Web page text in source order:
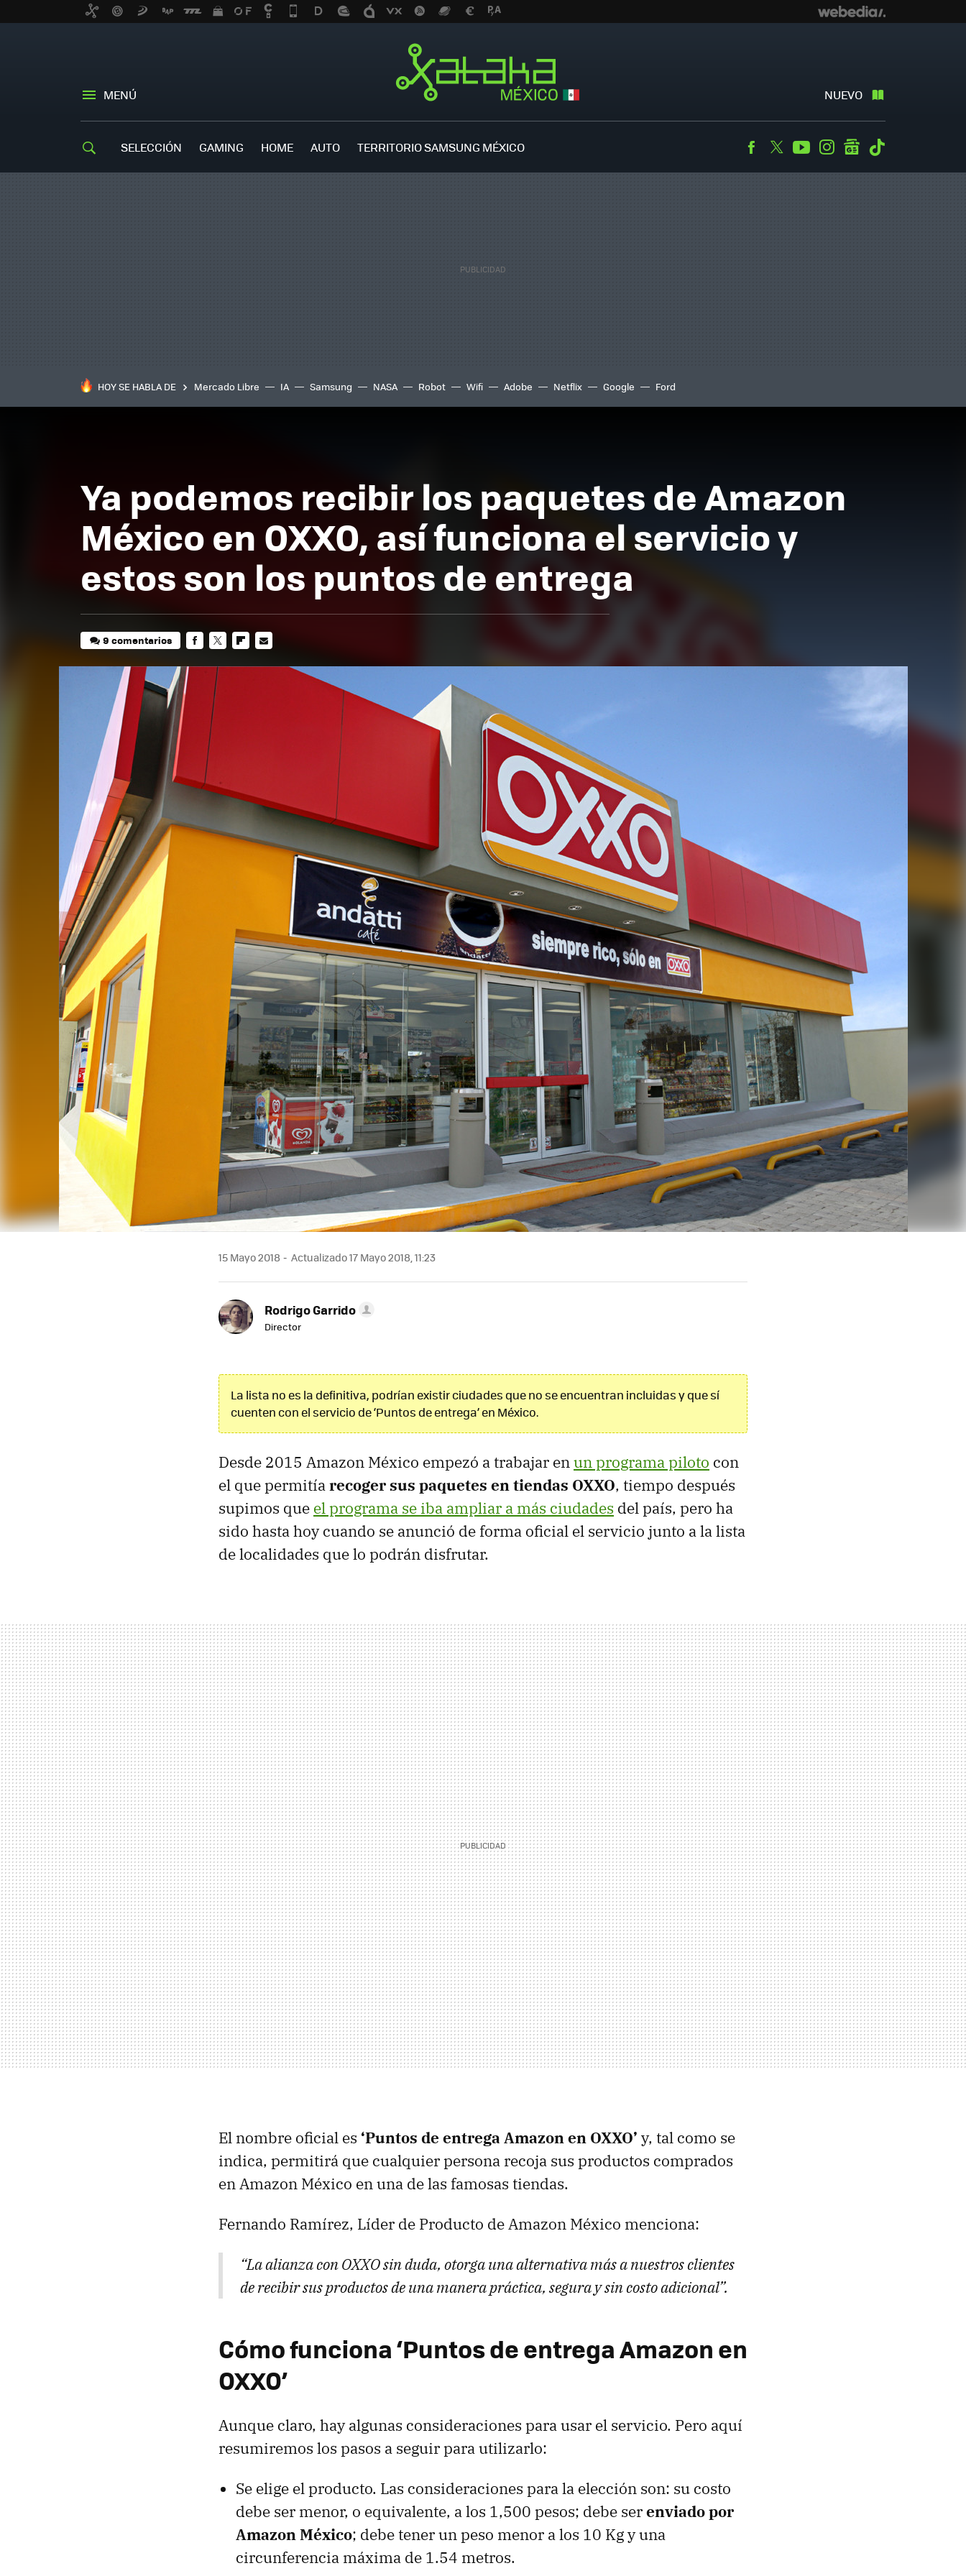
MENÚ NUEVO
SELECCIÓN GAMING HOME AUTO TERRITORIO SAMSUNG MÉXICO Facebook
TwitterYoutubeInstagramgooglenews
HOY SE HABLA DE Mercado Libre IA Samsung NASA Robot Wifi Adobe Netflix Google Ford
Ya podemos recibir los paquetes de Amazon
México en OXXO, así funciona el servicio y
estos son los puntos de entrega
9 comentarios
15 Mayo 2018 Actualizado 17 Mayo 2018, 11:23
Rodrigo Garrido
Director
La lista no es la definitiva, podrían existir ciudades que no se encuentran incluidas y que sí
cuenten con el servicio de ‘Puntos de entrega’ en México.
Desde 2015 Amazon México empezó a trabajar enun programa piloto con
el que permitíarecoger sus paquetes en tiendas OXXO, tiempo después
supimos que el programa se iba ampliar a más ciudades del país, pero ha
sido hasta hoy cuando se anunció de forma oficial el servicio junto a la lista
de localidades que lo podrán disfrutar.
El nombre oficial es ‘Puntos de entrega Amazon en OXXO’ y, tal como se
indica, permitirá que cualquier persona recoja sus productos comprados
en Amazon México en una de las famosas tiendas.
Fernando Ramírez, Líder de Producto de Amazon México menciona:
“La alianza con OXXO sin duda, otorga una alternativa más a nuestros clientes
de recibir sus productos de una manera práctica, segura y sin costo adicional”.
Cómo funciona ‘Puntos de entrega Amazon en
OXXO’
Aunque claro, hay algunas consideraciones para usar el servicio. Pero aquí
resumiremos los pasos a seguir para utilizarlo:
Se elige el producto. Las consideraciones para la elección son: su costo
debe ser menor, o equivalente, a los 1,500 pesos; debe serenviado por
Amazon México; debe tener un peso menor a los 10 Kg y una
circunferencia máxima de 1.54 metros.